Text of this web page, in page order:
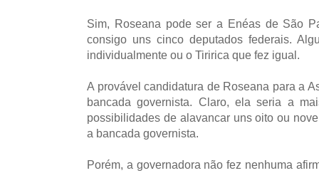
Sim, Roseana pode ser a Enéas de São
consigo uns cinco deputados federais.
individualmente ou o Tiririca que fez igual.
A provável candidatura de Roseana para a
bancada governista. Claro, ela seria a
possibilidades de alavancar uns oito ou
a bancada governista.
Porém, a governadora não fez nenhuma